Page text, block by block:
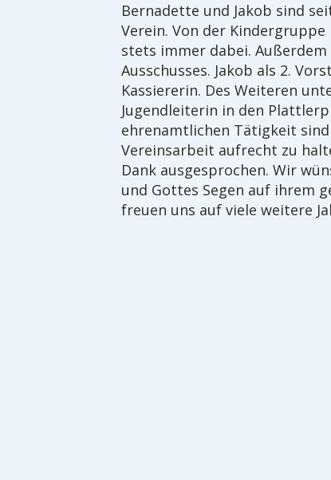
Bernadette und Jakob sind
Verein. Von der
stets immer dabei.
Ausschusses. Jakob als 2.
Kassiererin. Des Weiteren
Jugendleiterin in den
ehrenamtlichen Tätigkeit
Vereinsarbeit aufrecht zu
Dank ausgesprochen. Wir
und Gottes Segen auf ihrem
freuen uns auf viele weitere